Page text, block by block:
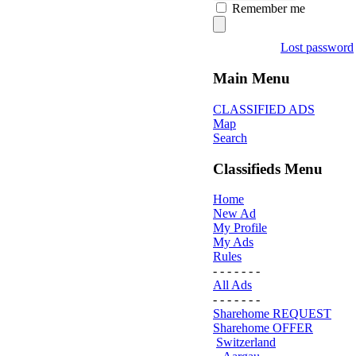
Remember me
Lost password
Main Menu
CLASSIFIED ADS
Map
Search
Classifieds Menu
Home
New Ad
My Profile
My Ads
Rules
- - - - - - -
All Ads
- - - - - - -
Sharehome REQUEST
Sharehome OFFER
Switzerland